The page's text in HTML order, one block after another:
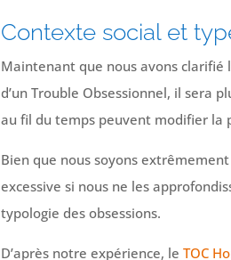
Contexte social et
Maintenant que nous avons
d’un Trouble Obsessionnel, il sera
au fil du temps peuvent modifier la
Bien que nous soyons
excessive si nous ne les
typologie des obsessions.
D’après notre expérience, leTOC